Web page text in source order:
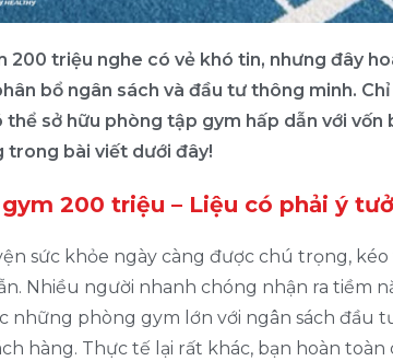
200 triệu nghe có vẻ khó tin, nhưng đây
bổ ngân sách và đầu tư thông minh.
sở hữu phòng tập gym hấp dẫn với vốn
trong bài viết dưới đây!
200 triệu – Liệu có phải ý
sức khỏe ngày càng được chú trọng,
Nhiều người nhanh chóng nhận ra tiềm
những phòng gym lớn với ngân sách đầu
hàng. Thực tế lại rất khác, bạn hoàn